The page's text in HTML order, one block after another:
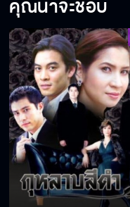
คุณน่าจะชอบ